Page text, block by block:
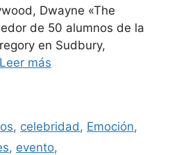
Dwayne «The
de 50 alumnos de la
en Sudbury,
Leer más
, celebridad , Emoción,
, evento,